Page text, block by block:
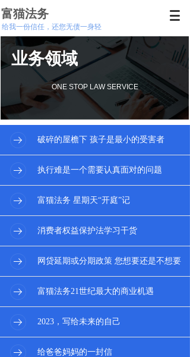
富猫法务
给我一份信任，还您无债一身轻
业务领域
ONE STOP LAW SERVICE
破碎的屋檐下 孩子是最小的受害者
执行难是一个需要认真面对的问题
富猫法务 星期天“开庭”记
消费者权益保护法学习干货
网贷延期或分期政策 您想要还是不想要
富猫法务21世纪最大的商业机遇
2023，写给未来的自己
给爸爸妈妈的一封信